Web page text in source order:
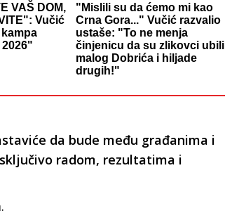
VAŠ DOM,
Vučić
"Mislili su da ćemo mi kao
Crna Gora..." Vučić razvalio
ustaše: "To ne menja
činjenicu da su zlikovci ubili
malog Dobrića i hiljade
drugih!"
da bude među građanima i
radom, rezultatima i